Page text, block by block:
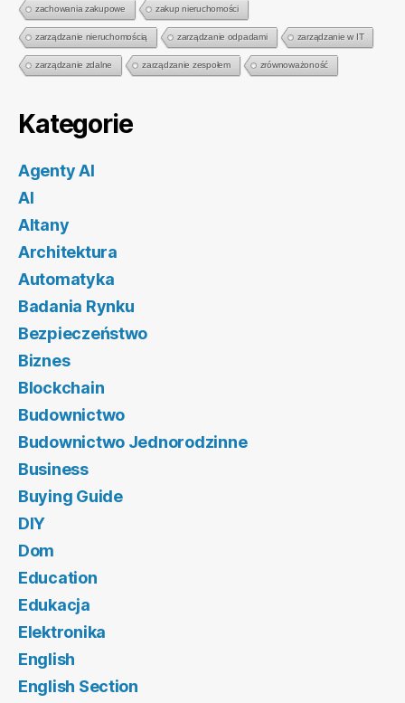
zachowania zakupowe zakup nieruchomości
zarządzanie nieruchomością zarządzanie odpadami zarządzanie w IT
zarządzanie zdalne zarządzanie zespołem zrównoważoność
Kategorie
Agenty AI
AI
Altany
Architektura
Automatyka
Badania Rynku
Bezpieczeństwo
Biznes
Blockchain
Budownictwo
Budownictwo Jednorodzinne
Business
Buying Guide
DIY
Dom
Education
Edukacja
Elektronika
English
English Section